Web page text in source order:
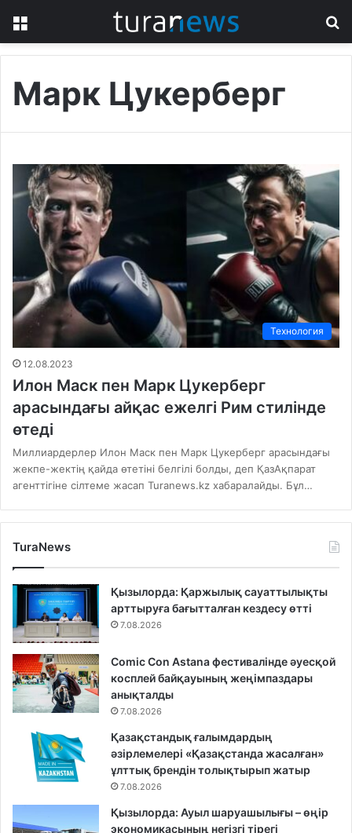
Марк Цукерберг
Технология
12.08.2023
Илон Маск пен Марк Цукерберг
арасындағы айқас ежелгі Рим стилінде
өтеді
Миллиардерлер Илон Маск пен Марк Цукерберг арасындағы
жекпе-жектің қайда өтетіні белгілі болды, деп ҚазАқпарат
агенттігіне сілтеме жасап Turanews.kz хабаралайды. Бұл…
TuraNews
Қызылорда: Қаржылық сауаттылықты
арттыруға бағытталған кездесу өтті
7.08.2026
Comic Con Astana фестивалінде әуесқой
косплей байқауының жеңімпаздары
анықталды
7.08.2026
Қазақстандық ғалымдардың
әзірлемелері «Қазақстанда жасалған»
ұлттық брендін толықтырып жатыр
7.08.2026
Қызылорда: Ауыл шаруашылығы – өңір
экономикасының негізгі тірегі